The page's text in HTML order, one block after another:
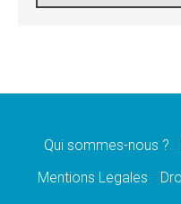
SCEAM:
en
Audience
d'espérance
Qui sommes-nous ?
Mentions Legales